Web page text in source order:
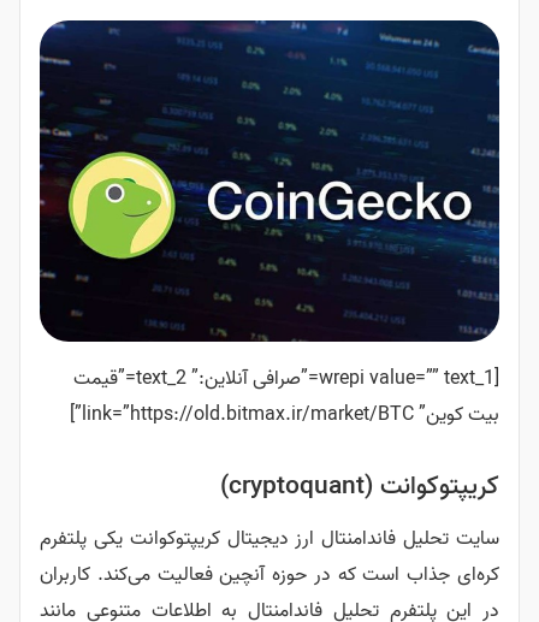
[wrepi value=”” text_1=”صرافی آنلاین:” text_2=”قیمت
ارز دیجیتال کریپتوکوانت یکی پلتفرم
که در حوزه آنچین فعالیت می‌کند. کاربران
فاندامنتال به اطلاعات متنوعی مانند